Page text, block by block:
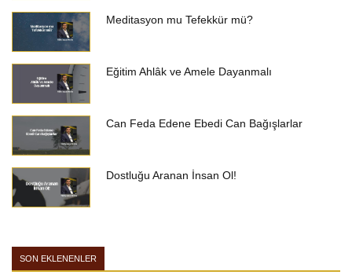
Meditasyon mu Tefekkür mü?
Eğitim Ahlâk ve Amele Dayanmalı
Can Feda Edene Ebedi Can Bağışlarlar
Dostluğu Aranan İnsan Ol!
SON EKLENENLER